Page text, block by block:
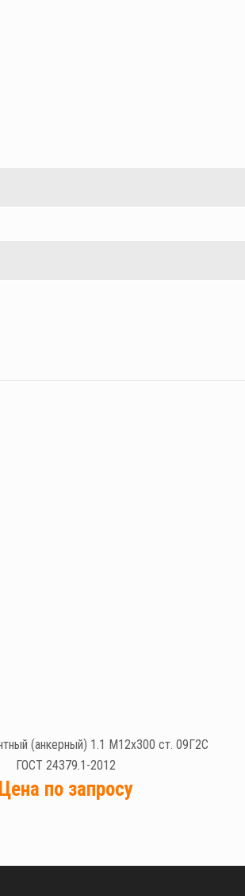
(анкерный) 1.1 М12х300 ст. 09Г2С
ГОСТ 24379.1-2012
Цена по запросу